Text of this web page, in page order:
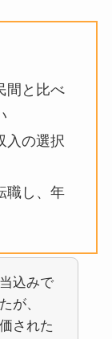
間と比べ
入の選択
職し、年
込みで
が、
された